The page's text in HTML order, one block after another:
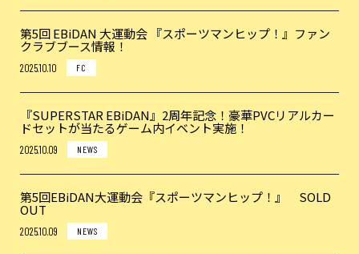
第5回 EBiDAN 大運動会 『スポーツマンヒップ！』ファン
クラブブース情報！
2025.10.10 FC
『SUPERSTAR EBiDAN』2周年記念！豪華PVCリアルカー
ドセットが当たるゲーム内イベント実施！
2025.10.09 NEWS
第5回EBiDAN大運動会『スポーツマンヒップ！』 SOLD
OUT
2025.10.09 NEWS